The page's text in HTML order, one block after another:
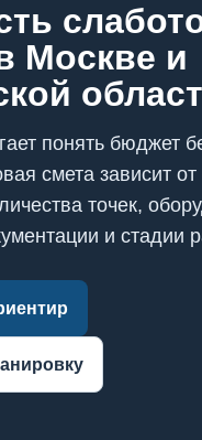
Москве и
понять бюджет
смета зависит от
точек,
и стадии